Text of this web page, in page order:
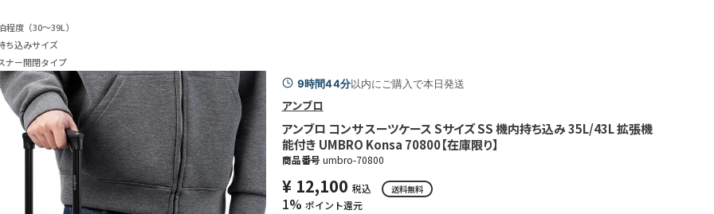
程度（30～39L）
ち込みサイズ
ナー開閉タイプ
9時間44分以内にご購入で本日発送
アンブロ
アンブロ コンサ スーツケース Sサイズ SS 機内持ち込み 35L/43L 拡張機
能付き UMBRO Konsa 70800【在庫限り】
商品番号 umbro-70800
¥ 12,100 税込 送料無料
1% ポイント還元